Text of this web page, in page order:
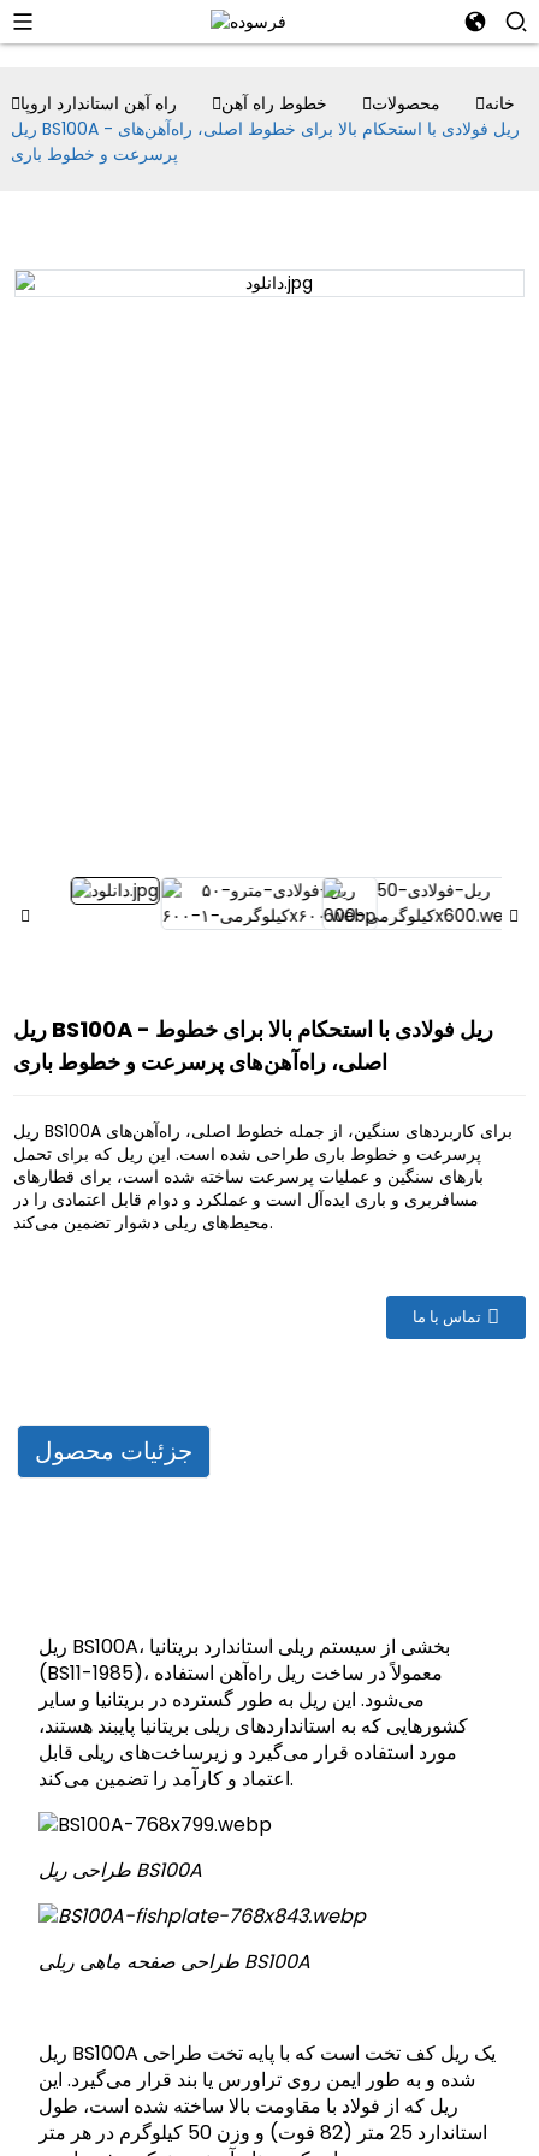
خانه محصولات خطوط راه آهن
راه آهن استاندارد اروپا
ریل BS100A - ریل فولادی با استحکام بالا برای خطوط اصلی، راه‌آهن‌های
پرسرعت و خطوط باری
ریل BS100A - ریل فولادی با استحکام بالا برای خطوط
اصلی، راه‌آهن‌های پرسرعت و خطوط باری
ریل BS100A برای کاربردهای سنگین، از جمله خطوط اصلی، راه‌آهن‌های
پرسرعت و خطوط باری طراحی شده است. این ریل که برای تحمل
بارهای سنگین و عملیات پرسرعت ساخته شده است، برای قطارهای
مسافربری و باری ایده‌آل است و عملکرد و دوام قابل اعتمادی را در
محیط‌های ریلی دشوار تضمین می‌کند.
تماس با ما
جزئیات محصول
ریل BS100A، بخشی از سیستم ریلی استاندارد بریتانیا
(BS11-1985)، معمولاً در ساخت ریل راه‌آهن استفاده
می‌شود. این ریل به طور گسترده در بریتانیا و سایر
کشورهایی که به استانداردهای ریلی بریتانیا پایبند هستند،
مورد استفاده قرار می‌گیرد و زیرساخت‌های ریلی قابل
اعتماد و کارآمد را تضمین می‌کند.
طراحی ریل BS100A
طراحی صفحه ماهی ریلی BS100A
ریل BS100A یک ریل کف تخت است که با پایه تخت طراحی
شده و به طور ایمن روی تراورس یا بند قرار می‌گیرد. این
ریل که از فولاد با مقاومت بالا ساخته شده است، طول
استاندارد 25 متر (82 فوت) و وزن 50 کیلوگرم در هر متر